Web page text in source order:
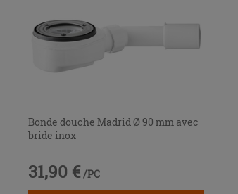
Bonde douche Madrid Ø 90 mm avec
bride inox
31,90 € /PC